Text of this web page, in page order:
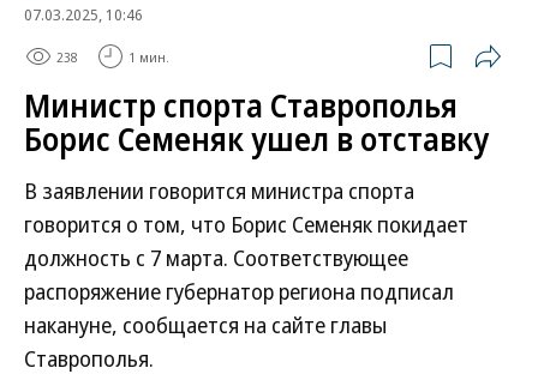
07.03.2025, 10:46
238 1 мин.
Министр спорта Ставрополья
Борис Семеняк ушел в отставку
В заявлении говорится министра спорта
говорится о том, что Борис Семеняк покидает
должность с 7 марта. Соответствующее
распоряжение губернатор региона подписал
накануне, сообщается на сайте главы
Ставрополья.